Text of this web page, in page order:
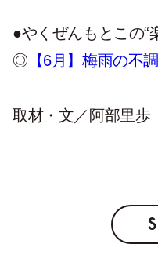
●やくぜんもとこの“
◎ 【6月】梅雨の不
取材・文／阿部里歩